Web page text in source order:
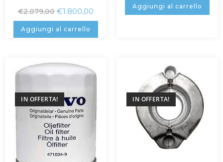
€2.079,00 €1.800,00
Aggiungi al carrello
Aggiungi al carrello
IN OFFERTA! IN OFFERTA!